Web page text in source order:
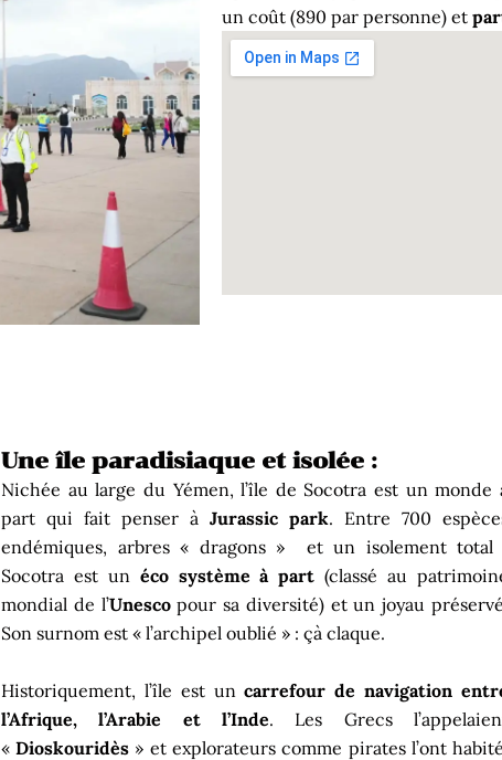
un coût (890 par personne) et
Une île paradisiaque et isolée :
Nichée au large du Yémen, l’île de Socotra est un monde
part qui fait penser à Jurassic park. Entre 700
endémiques, arbres « dragons » et un isolement total
Socotra est un éco système à part (classé au
mondial de l’Unescopour sa diversité) et un joyau
Son surnom est « l’archipel oublié » : çà claque.
Historiquement, l’île est uncarrefour de navigation
l’Afrique, l’Arabie et l’Inde. Les Grecs
«Dioskouridès » et explorateurs comme pirates l’ont